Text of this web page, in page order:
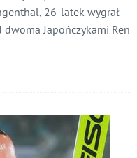
26-latek wygrał
Japończykami Ren